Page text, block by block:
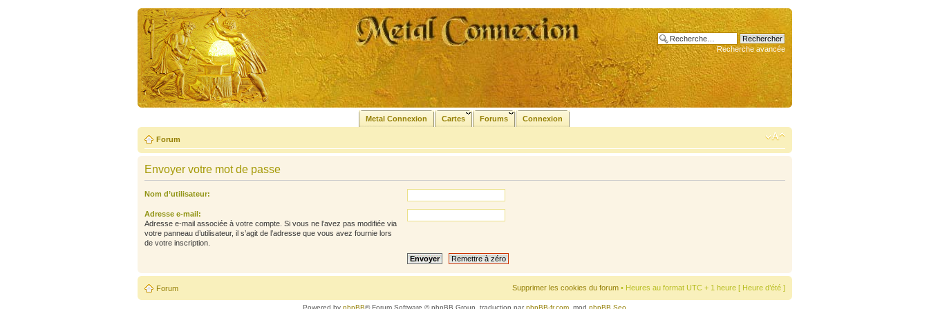
Recherche avancée
Metal Connexion Cartes Forums Connexion
Forum
Envoyer votre mot de passe
Nom d’utilisateur:
Adresse e-mail:
Adresse e-mail associée à votre compte. Si vous ne l’avez pas modifiée via
votre panneau d’utilisateur, il s’agit de l’adresse que vous avez fournie lors
de votre inscription.
Forum Supprimer les cookies du forum• Heures au format UTC + 1 heure [ Heure d’été ]
Powered by phpBB® Forum Software © phpBB Group, traduction parphpBB-fr.com , mod phpBB Seo